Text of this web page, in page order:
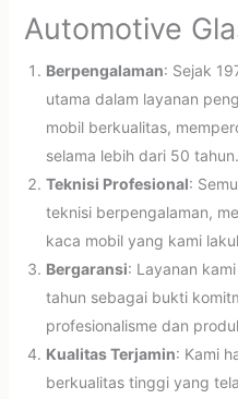
Automotive
Berpengalaman: Sejak
utama dalam layanan
mobil berkualitas,
selama lebih dari 50 tahun.
Teknisi Profesional:
teknisi berpengalaman,
kaca mobil yang kami
Bergaransi: Layanan
tahun sebagai bukti
profesionalisme dan
Kualitas Terjamin: Kami
berkualitas tinggi yang